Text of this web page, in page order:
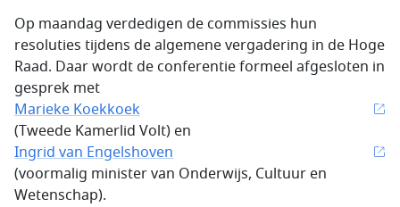
Op maandag verdedigen de commissies hun
resoluties tijdens de algemene vergadering in de Hoge
Raad. Daar wordt de conferentie formeel afgesloten in
gesprek met
Marieke Koekkoek
(Tweede Kamerlid Volt) en
Ingrid van Engelshoven
(voormalig minister van Onderwijs, Cultuur en
Wetenschap).